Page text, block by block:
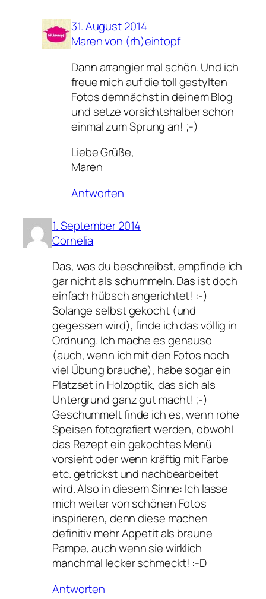
31. August 2014
Maren von (rh)eintopf
Dann arrangier mal schön. Und ich
freue mich auf die toll gestylten
Fotos demnächst in deinem Blog
und setze vorsichtshalber schon
einmal zum Sprung an! ;-)
Liebe Grüße,
Maren
Antworten
1. September 2014
Cornelia
Das, was du beschreibst, empfinde ich
gar nicht als schummeln. Das ist doch
einfach hübsch angerichtet! :-)
Solange selbst gekocht (und
gegessen wird), finde ich das völlig in
Ordnung. Ich mache es genauso
(auch, wenn ich mit den Fotos noch
viel Übung brauche), habe sogar ein
Platzset in Holzoptik, das sich als
Untergrund ganz gut macht! ;-)
Geschummelt finde ich es, wenn rohe
Speisen fotografiert werden, obwohl
das Rezept ein gekochtes Menü
vorsieht oder wenn kräftig mit Farbe
etc. getrickst und nachbearbeitet
wird. Also in diesem Sinne: Ich lasse
mich weiter von schönen Fotos
inspirieren, denn diese machen
definitiv mehr Appetit als braune
Pampe, auch wenn sie wirklich
manchmal lecker schmeckt! :-D
Antworten